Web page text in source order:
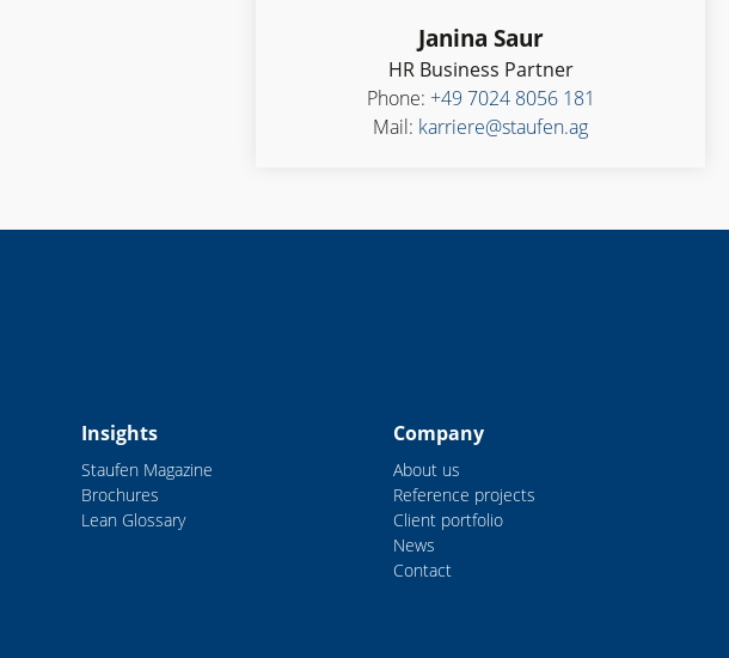
Janina Saur
HR Business Partner
Phone: +49 7024 8056 181
Mail: karriere@staufen.ag
Insights
Staufen Magazine
Brochures
Lean Glossary
Company
About us
Reference projects
Client portfolio
News
Contact